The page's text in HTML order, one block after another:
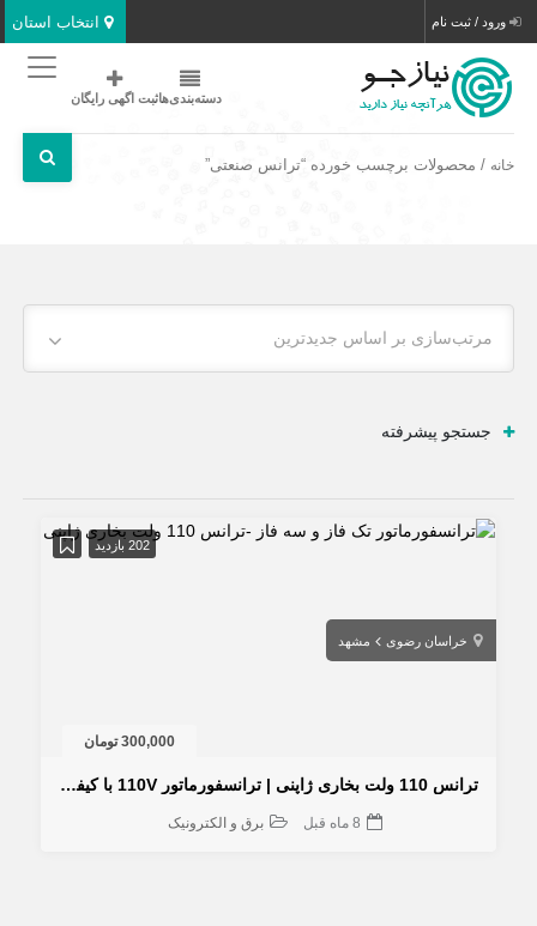
انتخاب استان ورود / ثبت نام
دسته‌بندی‌هاثبت اگهی رایگان
خانه / محصولات برچسب خورده “ترانس صنعتی”
مرتب‌سازی بر اساس جدیدترین
جستجو پیشرفته
202 بازدید
خراسان رضوی مشهد
300,000 تومان
ترانس 110 ولت بخاری ژاپنی | ترانسفورماتور 110V با کیفیت
8 ماه قبل برق و الکترونیک